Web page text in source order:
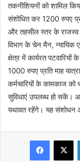
तकनीशियनों को शामिल
संशोधित कर 1200 रुपए
और तहसील स्तर के राजस्व
विभाग के चेन मैन, न्यायिक
क्षेत्र में कार्यरत
1000 रुपए प्रति माह
कर्मचारियों के कामकाज को
सुविधाएं उपलब्ध हो सकें।
यथावत रहेंगे। यह संशोधन
Facebook
X